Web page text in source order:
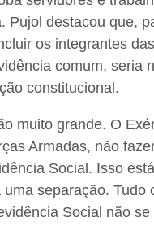
Pujol destacou que,
os integrantes
comum, seria
constitucional.
muito grande. O
Armadas, não
Social. Isso
separação. Tudo
Social não se